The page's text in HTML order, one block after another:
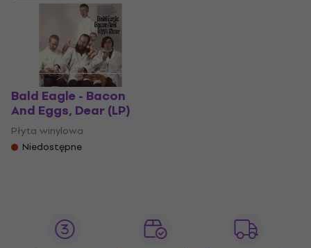
Bald Eagle - Bacon
And Eggs, Dear (LP)
Płyta winylowa
Niedostępne